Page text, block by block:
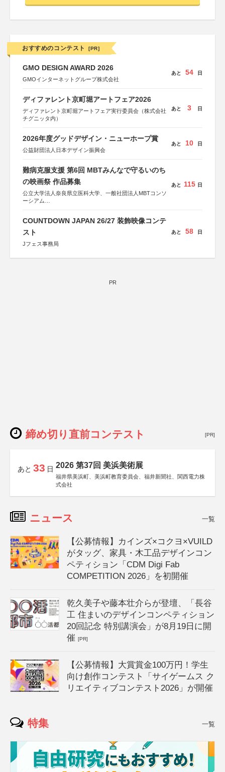
おすすめのコンテスト [PR]
GMO DESIGN AWARD 2026
GMOインターネットグループ株式会社
あと 54 日
ディファレント京町堀アートフェア2026
ディファレント京町堀アートフェア実行委員会（株式会社
チグニッタ内）
あと 3 日
2026年度グッドデザイン・ニューホープ賞
公益財団法人日本デザイン振興会
あと 10 日
難病克服支援 第6回 MBTみんなで守るいのち
の映画祭 作品募集
公立大学法人奈良県立医科大学、一般社団法人MBTコンソ
ーシアム
後援：厚生労働省
文部科学省
日本経済団体連合会
あと 115 日
COUNTDOWN JAPAN 26/27 装飾映像コンテ
スト
Jフェス事務局
あと 58 日
PR
締め切り直前コンテスト [PR]
あと 33 日 2026 第37回 美浜美術展
福井県美浜町、美浜町教育委員会、福井新聞社、関西電力株
式会社
ニュース 一覧
【公募情報】カインズ×コクヨ×VUILD
がタッグ、家具・木工品デザインコン
ペティション「CDM Digi Fab
COMPETITION 2026」を初開催
乾久美子や藤本壮介らが登壇、「長谷
工 住まいのデザインコンペティション
20回記念 特別講演会」が8月19日に開
催[PR]
【公募情報】大賞賞金100万円！学生
向け創作コンテスト「サイゲームス ク
リエイティブコンテスト2026」が開催
特集 一覧